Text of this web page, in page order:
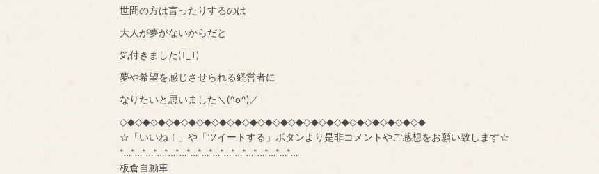
世間の方は言ったりするのは
大人が夢がないからだと
気付きました(T_T)
夢や希望を感じさせられる経営者に
なりたいと思いました＼(^o^)／
◇◆◇◆◇◆◇◆◇◆◇◆◇◆◇◆◇◆◇◆◇◆◇◆◇◆◇◆◇◆◇◆◇◆◇◆◇◆◇◆
☆「いいね！」や「ツイートする」ボタンより是非コメントやご感想をお願い致します☆
*…*…*…*…*…*…*…*…*…*…*…*…*…*…*…*…
板倉自動車